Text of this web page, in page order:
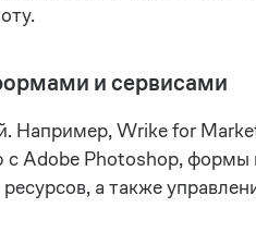
и сервисами
Например, Wrike for
с Adobe Photoshop,
а также